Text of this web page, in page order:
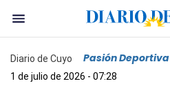
Diario de Cuyo Pasión Deportiva
1 de julio de 2026 - 07:28